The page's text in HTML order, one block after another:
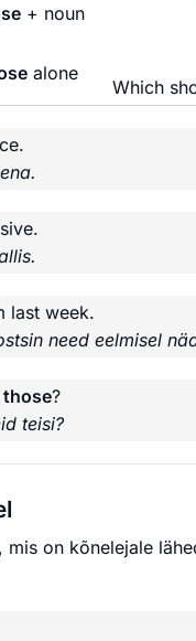
+ noun
alone
Which
last week.
need eelmisel
those?
teisi?
mis on kõnelejale